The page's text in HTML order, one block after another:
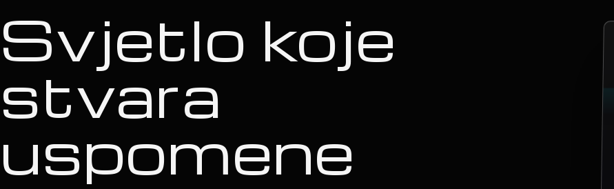
Svjetlo koje
stvara
uspomene